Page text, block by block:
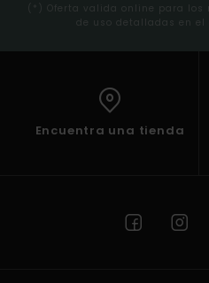
(*) Oferta valida online para los
de uso detalladas en
Encuentra una tienda